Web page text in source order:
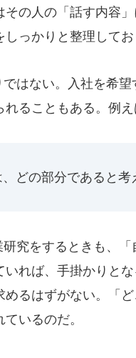
の人の「話す内容
っかりと整理してお
はない。入社を希
ることもある。例え
どの部分であると考
究をするときも、
れば、手掛かりと
るはずがない。「
いるのだ。